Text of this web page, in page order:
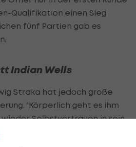
Qualifikation einen Sieg
fünf Partien gab es
Indian Wells
Straka hat jedoch große
"Körperlich geht es ihm
Selbstvertrauen in sein
sagt Straka gegenüber der